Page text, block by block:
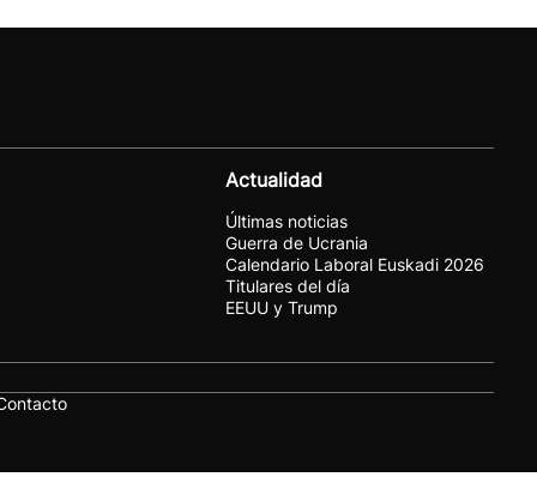
Actualidad
Últimas noticias
Guerra de Ucrania
Calendario Laboral Euskadi 2026
Titulares del día
EEUU y Trump